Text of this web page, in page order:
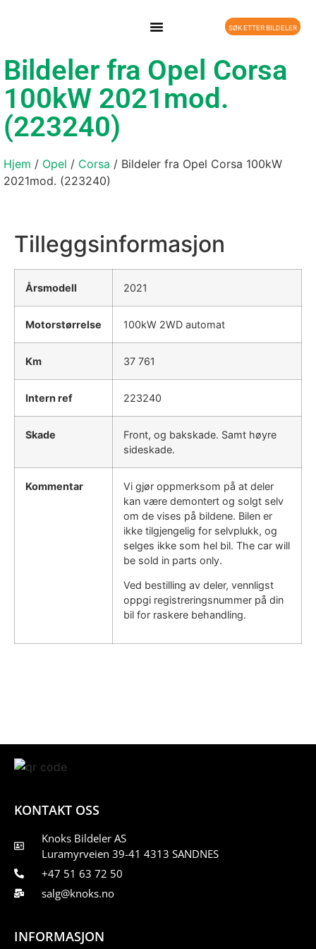
SØK ETTER BILDELER
Bildeler fra Opel Corsa
100kW 2021mod.
(223240)
Hjem / Opel / Corsa / Bildeler fra Opel Corsa 100kW
2021mod. (223240)
Tilleggsinformasjon
Årsmodell 2021
Motorstørrelse 100kW 2WD automat
Km 37 761
Intern ref 223240
Skade
Front, og bakskade. Samt høyre
sideskade.
Kommentar
Vi gjør oppmerksom på at deler
kan være demontert og solgt selv
om de vises på bildene. Bilen er
ikke tilgjengelig for selvplukk, og
selges ikke som hel bil. The car will
be sold in parts only.
Ved bestilling av deler, vennligst
oppgi registreringsnummer på din
bil for raskere behandling.
KONTAKT OSS
Knoks Bildeler AS
Luramyrveien 39-41 4313 SANDNES
+47 51 63 72 50
salg@knoks.no
INFORMASJON